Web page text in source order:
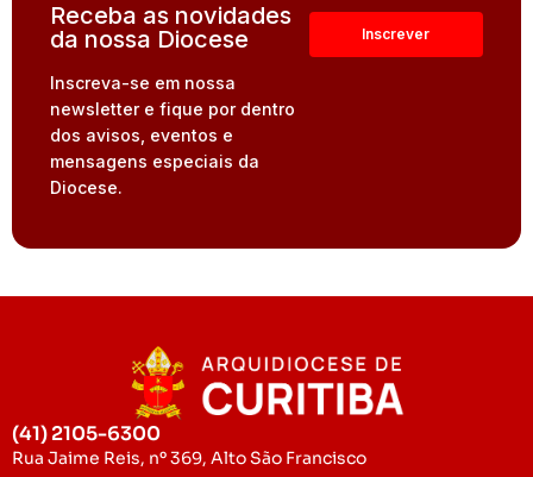
Receba as novidades
da nossa Diocese
Inscreva-se em nossa
newsletter e fique por dentro
dos avisos, eventos e
mensagens especiais da
Diocese.
(41) 2105-6300
Rua Jaime Reis, nº 369, Alto São Francisco